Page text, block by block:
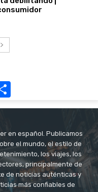
en español. Publicamos
el mundo, el estilo de
los viajes, los
principalmente de
de noticias auténticas y
más confiables de